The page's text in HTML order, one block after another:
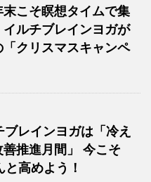
こそ瞑想タイムで集
ルチブレインヨガが
「クリスマスキャンペ
ブレインヨガは「冷え
推進月間」 今こそ
高めよう！